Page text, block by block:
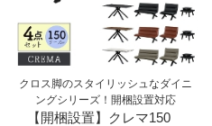
クロス脚のスタイリッシュなダイニ
ングシリーズ！開梱設置対応
【開梱設置】クレマ150